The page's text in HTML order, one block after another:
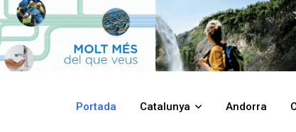
Portada Catalunya Andorra
la creació d'un joc de pistes per conèixer el municipi